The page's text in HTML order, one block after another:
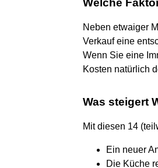
Neben etwaiger
Verkauf eine
Wenn Sie eine
Kosten natürlich
Was steigert
Mit diesen 14
Ein neuer
Die Küche